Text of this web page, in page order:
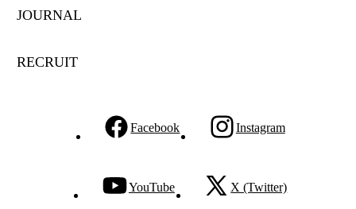
JOURNAL
RECRUIT
Facebook Instagram
YouTube X (Twitter)